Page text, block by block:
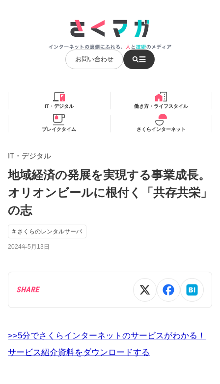
お問い合わせ
IT・デジタル 働き方・ライフスタイル
ブレイクタイム さくらインターネット
IT・デジタル
地域経済の発展を実現する事業成⻑。
オリオンビールに根付く「共存共栄」
の志
# さくらのレンタルサーバ
2024年5月13日
SHARE
>>5分でさくらインターネットのサービスがわかる！
サービス紹介資料をダウンロードする